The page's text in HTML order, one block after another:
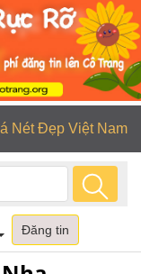
Nét Đẹp Việt Nam
Đăng tin